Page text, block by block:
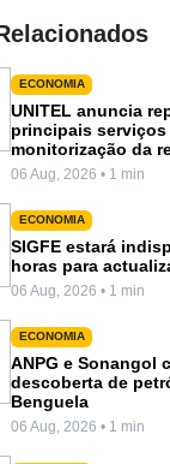
ECONOMIA
UNITEL anuncia
principais serviços
monitorização da
06 Aug, 2026 • 1 min
ECONOMIA
SIGFE estará
horas para
06 Aug, 2026 • 1 min
ECONOMIA
ANPG e Sonangol
descoberta de
Benguela
06 Aug, 2026 • 1 min